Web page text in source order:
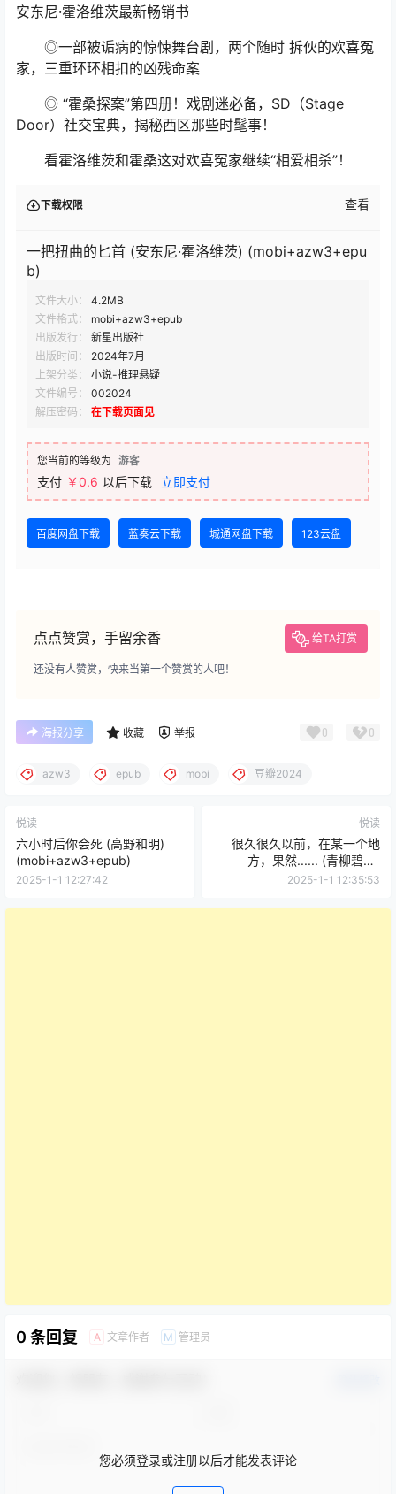
安东尼·霍洛维茨最新畅销书
◎一部被诟病的惊悚舞台剧，两个随时 拆伙的欢喜冤
家，三重环环相扣的凶残命案
◎ “霍桑探案”第四册！戏剧迷必备，SD（Stage
Door）社交宝典，揭秘西区那些时髦事！
看霍洛维茨和霍桑这对欢喜冤家继续“相爱相杀”！
下载权限 查看
一把扭曲的匕首 (安东尼·霍洛维茨) (mobi+azw3+epu
b)
文件大小：
4.2MB
文件格式：
mobi+azw3+epub
出版发行：
新星出版社
出版时间：
2024年7月
上架分类：
小说-推理悬疑
文件编号：
002024
解压密码：
在下载页面见
您当前的等级为 游客
支付 ￥0.6 以后下载 立即支付
百度网盘下载 蓝奏云下载 城通网盘下载 123云盘
点点赞赏，手留余香 给TA打赏
还没有人赞赏，快来当第一个赞赏的人吧！
海报分享 收藏 举报 0 0
azw3 epub mobi 豆瓣2024
悦读
六小时后你会死 (高野和明)
(mobi+azw3+epub)
2025-1-1 12:27:42
悦读
很久很久以前，在某一个地
方，果然...... (青柳碧人)
(mobi+azw3+epub)
2025-1-1 12:35:53
0 条回复 A 文章作者 M 管理员
您必须登录或注册以后才能发表评论